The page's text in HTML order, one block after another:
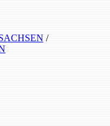
/